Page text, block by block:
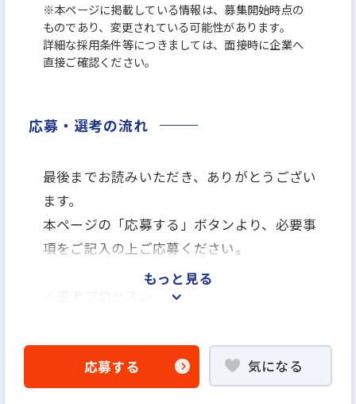
※本ページに掲載している情報は、募集開始時点の
ものであり、変更されている可能性があります。
詳細な採用条件等につきましては、面接時に企業へ
直接ご確認ください。
応募・選考の流れ
最後までお読みいただき、ありがとうござい
ます。
本ページの「応募する」ボタンより、必要事
項をご記入の上ご応募ください。
▼
WEB書類選考
▼
もっと見る
応募する 気になる